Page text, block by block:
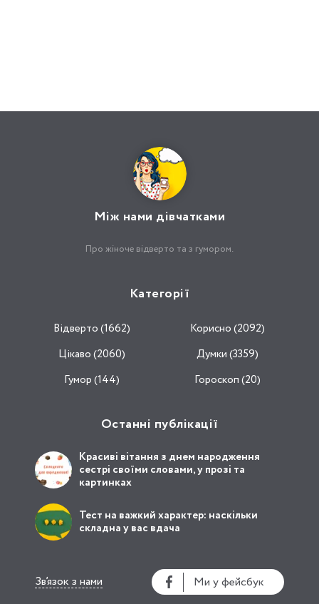
Між нами дівчатками
Про жіноче відверто та з гумором.
Категорії
Відвертo (1662)
Корисно (2092)
Цікаво (2060)
Думки (3359)
Гумор (144)
Гороскоп (20)
Останні публікації
Красиві вітання з днем народження
сестрі своїми словами, у прозі та
картинках
Тест на важкий характер: наскільки
складна у вас вдача
Ми у фейсбук
Зв’язок з нами